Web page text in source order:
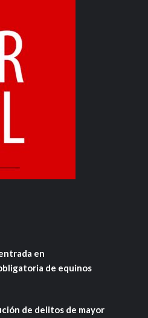
en
de equinos
de delitos de mayor